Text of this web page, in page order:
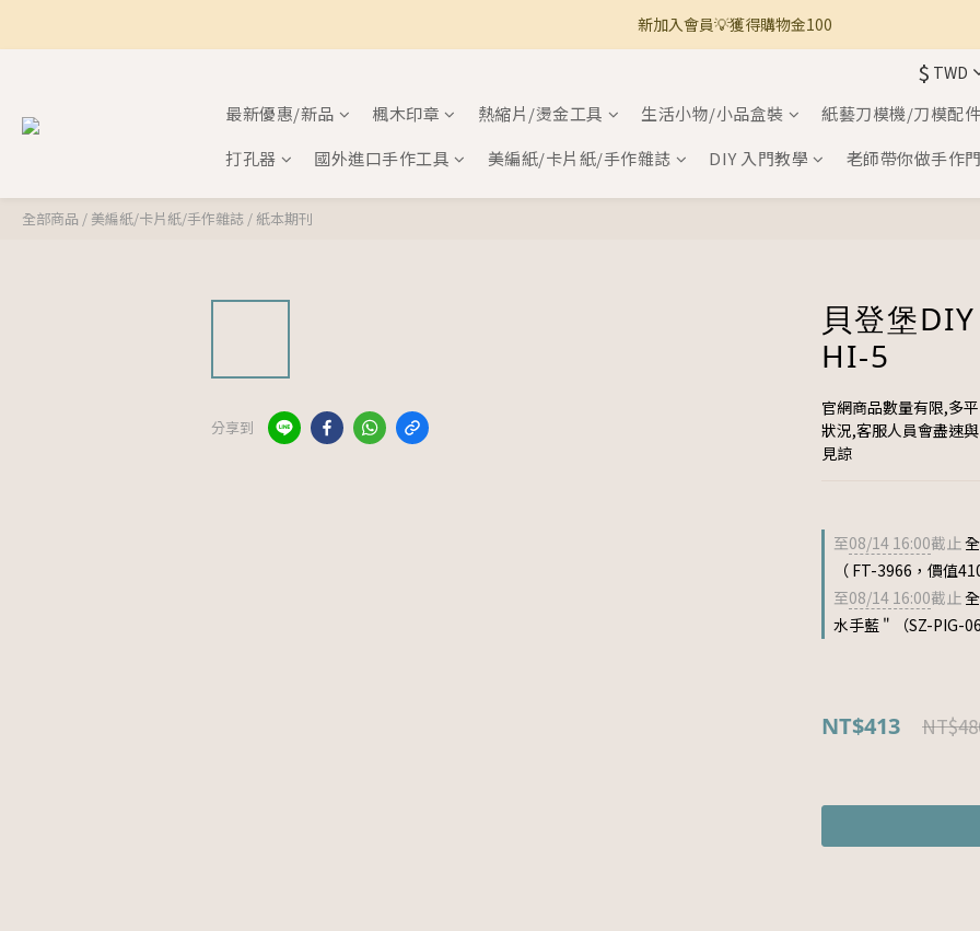
🚚 全館滿800免運 🚚
新加入會員💡獲得購物金100
$ TWD
最新優惠/新品 楓木印章 熱縮片/燙金工具 生活小物/小品盒裝
紙藝刀模機/刀模配件
打孔器
國外進口手作工具 美編紙/卡片紙/手作雜誌 DIY 入門教學 老師帶你做手作
全部商品 / 美編紙/卡片紙/手作雜誌 /紙本期刊
分享到
貝登堡
HI-5
官網商品數量有限,多
狀況,客服人員會盡速
見諒
至08/14 16:00截止
（ FT-3966，價值
至08/14 16:00截止
水手藍 " （SZ-PIG-
NT$413